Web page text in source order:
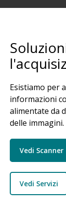
Esistiamo per
informazioni
alimentate da
delle immagini.
Vedi Scanner
Vedi Servizi